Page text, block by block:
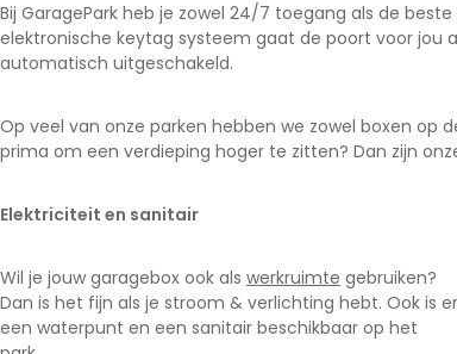
Bij GaragePark heb je zowel 24/7 toegang als de
elektronische keytag systeem gaat de poort voor jou
automatisch uitgeschakeld.
Op veel van onze parken hebben we zowel boxen op
prima om een verdieping hoger te zitten? Dan zijn
Elektriciteit en sanitair
Wil je jouw garagebox ook als werkruimte gebruiken?
Dan is het fijn als je stroom & verlichting hebt. Ook is er
een waterpunt en een sanitair beschikbaar op het